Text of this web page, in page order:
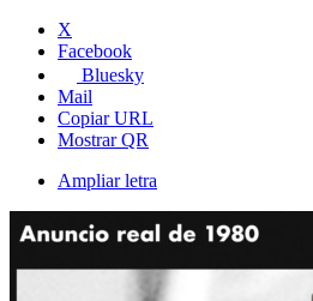
X
Facebook
Bluesky
Mail
Copiar URL
Mostrar QR
Ampliar letra